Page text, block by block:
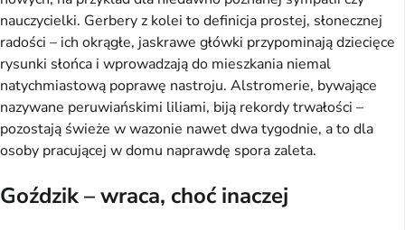
nauczycielki. Gerbery z kolei to definicja prostej, słonecznej
radości – ich okrągłe, jaskrawe główki przypominają dziecięce
rysunki słońca i wprowadzają do mieszkania niemal
natychmiastową poprawę nastroju. Alstromerie, bywające
nazywane peruwiańskimi liliami, biją rekordy trwałości –
pozostają świeże w wazonie nawet dwa tygodnie, a to dla
osoby pracującej w domu naprawdę spora zaleta.
Goździk – wraca, choć inaczej